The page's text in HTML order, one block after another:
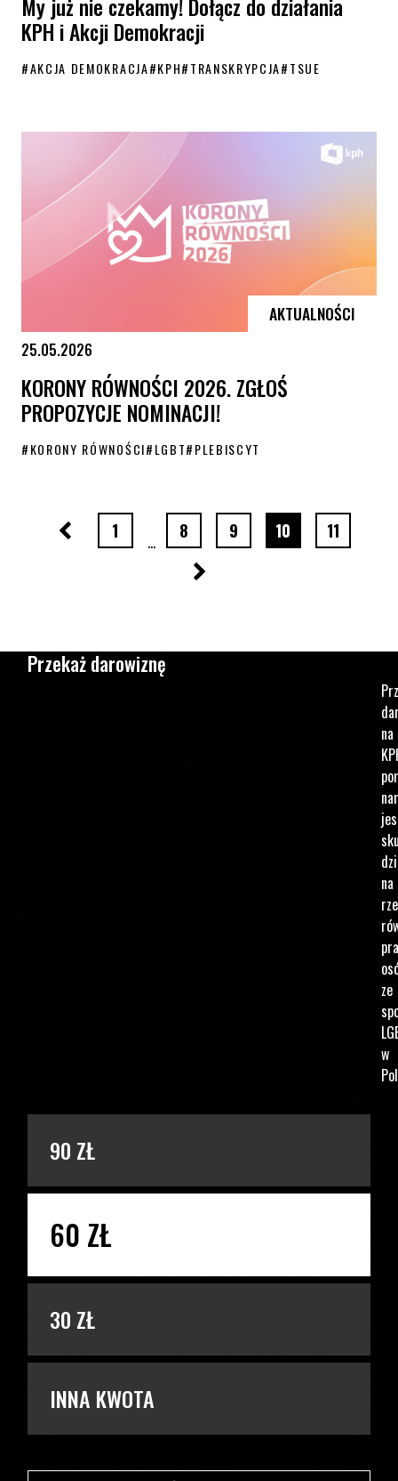
My już nie czekamy! Dołącz do działania
KPH i Akcji Demokracji
#AKCJA DEMOKRACJA#KPH#TRANSKRYPCJA#TSUE
AKTUALNOŚCI
25.05.2026
KORONY RÓWNOŚCI 2026. ZGŁOŚ
PROPOZYCJE NOMINACJI!
#KORONY RÓWNOŚCI#LGBT#PLEBISCYT
Poprzednia strona
strona numer
1 …
strona numer
8 strona numer
9 strona numer
10 strona
11
Następna strona
Przekaż darowiznę
na
na
ze
w
90 ZŁ
60 ZŁ
30 ZŁ
INNA KWOTA
PODAJ KWOTĘ